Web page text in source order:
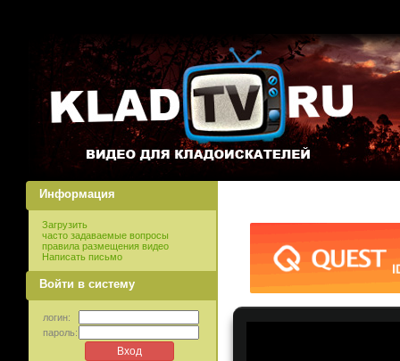
Информация
Загрузить
часто задаваемые вопросы
правила размещения видео
Написать письмо
Войти в систему
логин:
пароль: